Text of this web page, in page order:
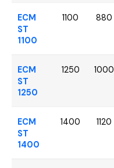
ECM
ST
1100
1100 880
ECM
ST
1250
1250 1000
ECM
ST
1400
1400 1120